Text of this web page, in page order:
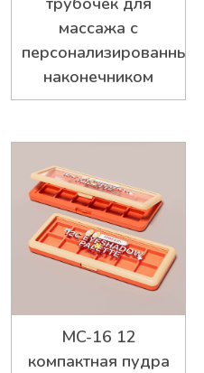
массажа с
персонализированным
наконечником
MC-16 12
компактная пудра